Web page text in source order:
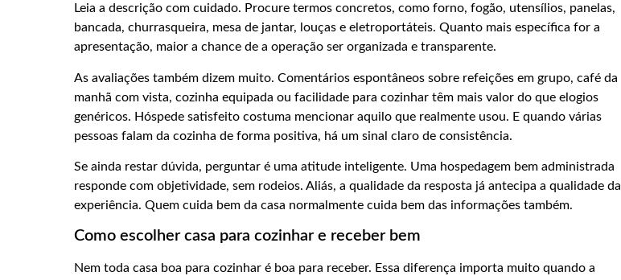
Leia a descrição com cuidado. Procure termos concretos, como forno, fogão, utensílios, panelas,
bancada, churrasqueira, mesa de jantar, louças e eletroportáteis. Quanto mais específica for a
apresentação, maior a chance de a operação ser organizada e transparente.
As avaliações também dizem muito. Comentários espontâneos sobre refeições em grupo, café da
manhã com vista, cozinha equipada ou facilidade para cozinhar têm mais valor do que elogios
genéricos. Hóspede satisfeito costuma mencionar aquilo que realmente usou. E quando várias
pessoas falam da cozinha de forma positiva, há um sinal claro de consistência.
Se ainda restar dúvida, perguntar é uma atitude inteligente. Uma hospedagem bem administrada
responde com objetividade, sem rodeios. Aliás, a qualidade da resposta já antecipa a qualidade da
experiência. Quem cuida bem da casa normalmente cuida bem das informações também.
Como escolher casa para cozinhar e receber bem
Nem toda casa boa para cozinhar é boa para receber. Essa diferença importa muito quando a